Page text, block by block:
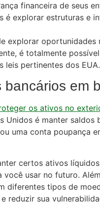
financeira de seus
é explorar estruturas e
explorar
é totalmente
leis pertinentes dos EUA.
em
os ativos no
Unidos é manter saldos
uma conta poupança
certos ativos
usar no futuro.
diferentes tipos de
reduzir sua